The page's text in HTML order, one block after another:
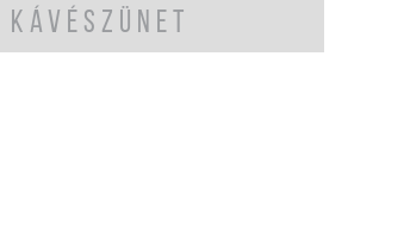
KÁVÉSZÜNET